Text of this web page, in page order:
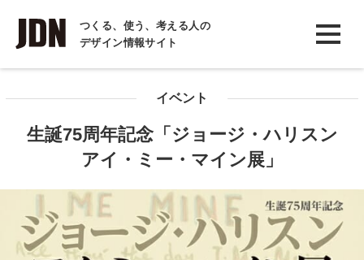
つくる、使う、考える人の
デザイン情報サイト
INTERVIEW
インタビュー
COLUMN
イベント
生誕75周年記念「ジョージ・ハリスン
アイ・ミー・マイン展」